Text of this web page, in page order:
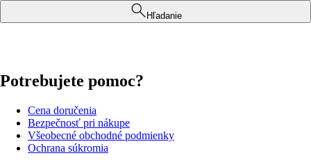
Hľadanie
Potrebujete pomoc?
Cena doručenia
Bezpečnosť pri nákupe
Všeobecné obchodné podmienky
Ochrana súkromia